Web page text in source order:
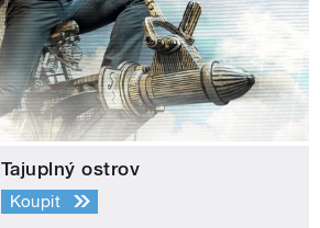
Tajuplný ostrov
Koupit